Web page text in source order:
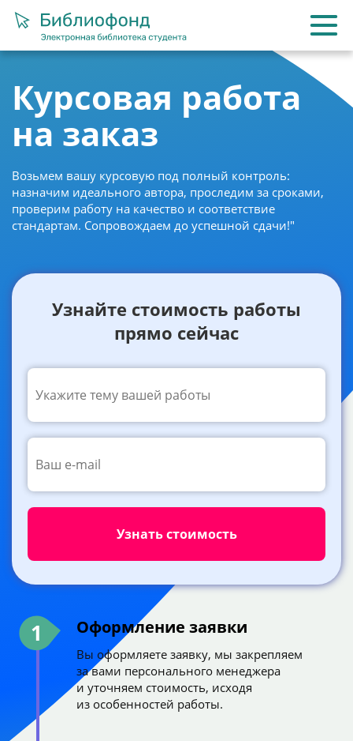
Курсовая работа
на заказ
Возьмем вашу курсовую под полный контроль:
назначим идеального автора, проследим за сроками,
проверим работу на качество и соответствие
стандартам. Сопровождаем до успешной сдачи!"
Узнайте стоимость работы
прямо сейчас
1 Оформление заявки
Вы оформляете заявку, мы закрепляем
за вами персонального менеджера
и уточняем стоимость, исходя
из особенностей работы.